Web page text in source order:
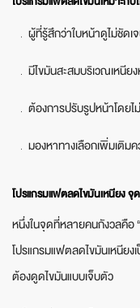
โปรแกรมแฟตลดไขมันเหมาะกับใ
ผู้ที่รู้สึกว่าใบหน้าดูไม่ชัดเ
มีไขมันสะสมบริเวณเหนีย
ต้องการปรับรูปหน้าโดย
มองหาทางเลือกเพิ่มเติม
โปรแกรมแฟตลดไขมันเหนียง
หนึ่งในจุดที่หลายคนกังวลคือ “
โปรแกรมแฟตลดไขมันเหนียง
ต้องดูดไขมันแบบเจ็บตัว